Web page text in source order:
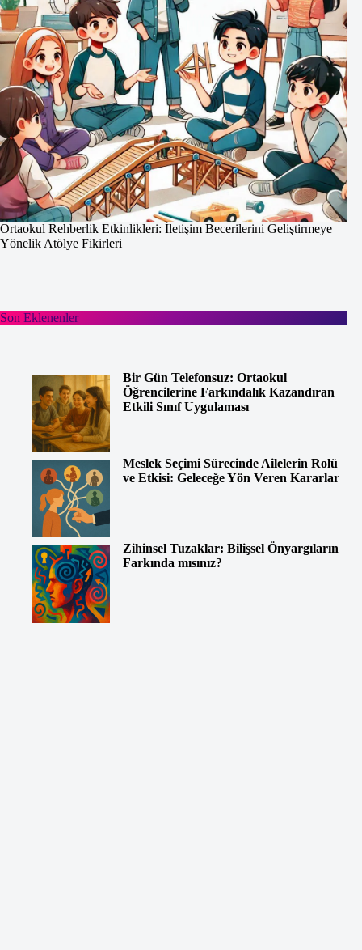
Ortaokul Rehberlik Etkinlikleri: İletişim Becerilerini Geliştirmeye
Yönelik Atölye Fikirleri
Son Eklenenler
Bir Gün Telefonsuz: Ortaokul
Öğrencilerine Farkındalık Kazandıran
Etkili Sınıf Uygulaması
Meslek Seçimi Sürecinde Ailelerin Rolü
ve Etkisi: Geleceğe Yön Veren Kararlar
Zihinsel Tuzaklar: Bilişsel Önyargıların
Farkında mısınız?